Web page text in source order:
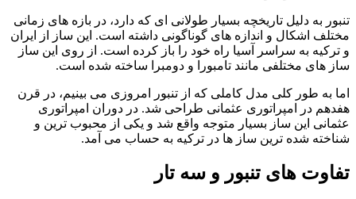
تنبور به دلیل تاریخچه بسیار طولانی ای که دارد، در بازه های زمانی
مختلف اشکال و اندازه های گوناگونی داشته است. این ساز از ایران
و ترکیه به سراسر آسیا راه خود را باز کرده است. از روی این ساز
ساز های مختلفی مانند تامبورا و دومبرا ساخته شده است.
اما به طور کلی مدل کاملی که از تنبور امروزی می بینیم، در قرن
هفدهم در امپراتوری عثمانی طراحی شد. در دوران امپراتوری
عثمانی این ساز بسیار متوجه واقع شد و یکی از محبوب ترین و
شناخته شده ترین ساز ها در ترکیه به حساب می آمد.
تفاوت های تنبور و سه تار